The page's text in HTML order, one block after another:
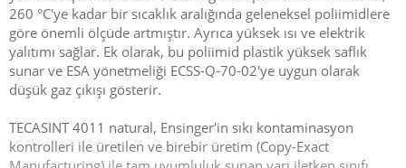
260 °C'ye kadar bir sıcaklık aralığında geleneksel poliimidlere
göre önemli ölçüde artmıştır. Ayrıca yüksek ısı ve elektrik
yalıtımı sağlar. Ek olarak, bu poliimid plastik yüksek saflık
sunar ve ESA yönetmeliği ECSS-Q-70-02'ye uygun olarak
düşük gaz çıkışı gösterir.
TECASINT 4011 natural, Ensinger'in sıkı kontaminasyon
kontrolleri ile üretilen ve birebir üretim (Copy-Exact